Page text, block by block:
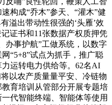
构成“乔木”参天、“灌木”健
溢出带动性很强的‘头雁’效
证书和11张数据产权质押凭
办事护航”工做系统，以数字
“5+8”试点为抓手，推广聪
运转电力供给等。62名AI
以农产质量量平安、冷链物
育培训从管部分开展专题培
代智能终端、智能体等使用